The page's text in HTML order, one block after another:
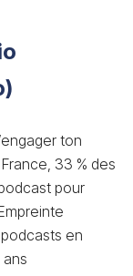
ton
33 % des
pour
en